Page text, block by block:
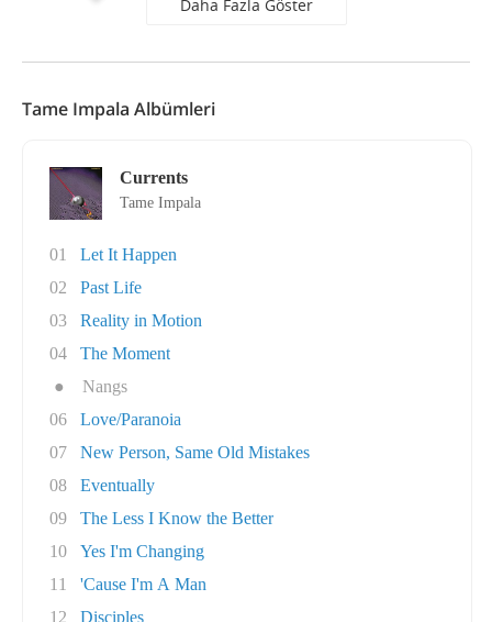
Daha Fazla Göster
Tame Impala Albümleri
Currents
Tame Impala
01
Let It Happen
02
Past Life
03
Reality in Motion
04
The Moment
●
Nangs
06
Love/Paranoia
07
New Person, Same Old Mistakes
08
Eventually
09
The Less I Know the Better
10
Yes I'm Changing
11
'Cause I'm A Man
12
Disciples